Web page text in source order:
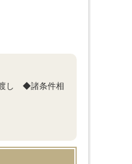
し ◆諸条件相